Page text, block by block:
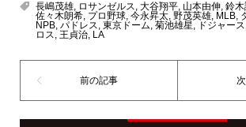
長嶋茂雄, ロサンゼルス, 大谷翔平, 山本由伸, 鈴
佐々木朗希, プロ野球, 今永昇太, 野茂英雄, MLB,
NPB, パドレス, 東京ドーム, 菊池雄星, ドジャース
ロス, 王貞治, LA